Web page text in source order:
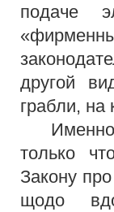
подаче
другой
грабли, на
Именно
только
Закону
щодо